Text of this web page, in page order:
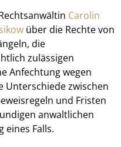
Carolin
über die Rechte von
die
zulässigen
Anfechtung wegen
Unterschiede zwischen
und Fristen
anwaltlichen
eines Falls.